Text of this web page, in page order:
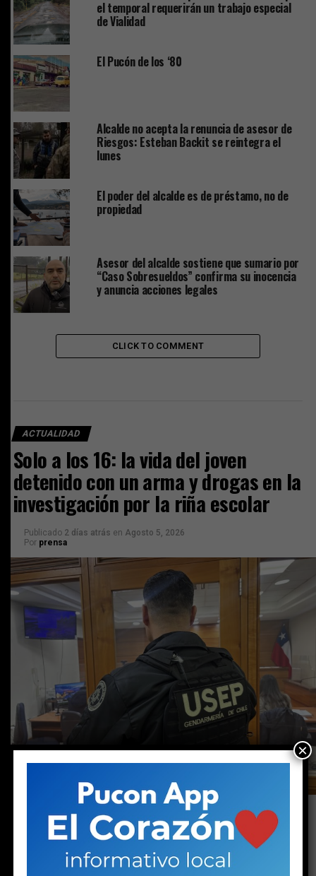
el temporal requerirán un trabajo especial
de Vialidad
El Pucón de los ‘80
Alcalde no acepta la renuncia de asesor de
Riesgos: Esteban Backit se reintegra el
lunes
El poder del alcalde es de préstamo, no de
propiedad
Asesor del alcalde sostiene que sumario por
“Caso Sobresueldos” confirma su inocencia
y anuncia acciones legales
CLICK TO COMMENT
ACTUALIDAD
Solo a los 16: la vida del joven
detenido con un arma y drogas en la
investigación por la riña escolar
Publicado 2 días atrás en Agosto 5, 2026
Por prensa
Arrendaba una pieza en el centro de Pucón. La
×